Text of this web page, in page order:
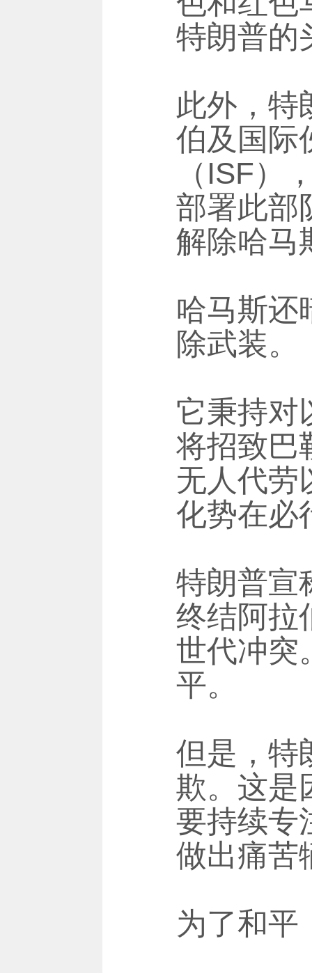
特朗普的
此外，特
伯及国际
（ISF）
部署此部
解除哈马
哈马斯还
除武装。
它秉持对
将招致巴
无人代劳
化势在必
特朗普
终结阿拉
世代冲突
平。
但是，特
欺。这是
要持续专
做出痛苦
为了和平